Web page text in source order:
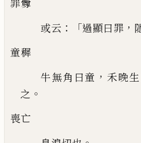
罪釁
或云 ：「過顯曰罪 ，
童穉
牛無角曰童 ， 禾晚
之 。
喪亡